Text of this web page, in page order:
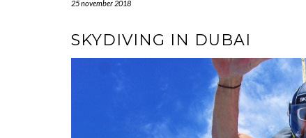
25 november 2018
SKYDIVING IN DUBAI